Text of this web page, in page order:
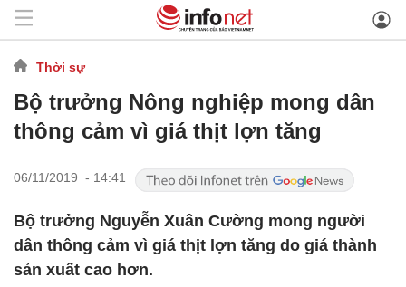
Thời sự
Bộ trưởng Nông nghiệp mong dân
thông cảm vì giá thịt lợn tăng
06/11/2019 - 14:41
Bộ trưởng Nguyễn Xuân Cường mong người
dân thông cảm vì giá thịt lợn tăng do giá thành
sản xuất cao hơn.